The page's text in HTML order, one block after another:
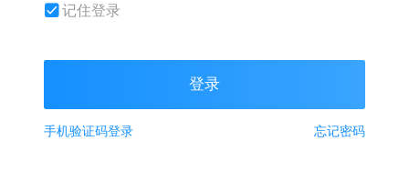
记住登录
手机验证码登录 忘记密码